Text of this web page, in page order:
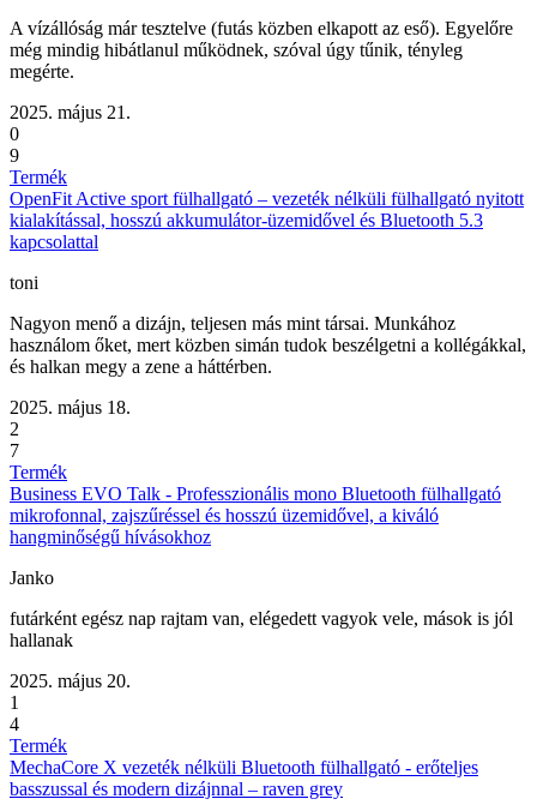
A vízállóság már tesztelve (futás közben elkapott az eső). Egyelőre
még mindig hibátlanul működnek, szóval úgy tűnik, tényleg
megérte.
2025. május 21.
0
9
Termék
OpenFit Active sport fülhallgató – vezeték nélküli fülhallgató nyitott
kialakítással, hosszú akkumulátor-üzemidővel és Bluetooth 5.3
kapcsolattal
toni
Nagyon menő a dizájn, teljesen más mint társai. Munkához
használom őket, mert közben simán tudok beszélgetni a kollégákkal,
és halkan megy a zene a háttérben.
2025. május 18.
2
7
Termék
Business EVO Talk - Professzionális mono Bluetooth fülhallgató
mikrofonnal, zajszűréssel és hosszú üzemidővel, a kiváló
hangminőségű hívásokhoz
Janko
futárként egész nap rajtam van, elégedett vagyok vele, mások is jól
hallanak
2025. május 20.
1
4
Termék
MechaCore X vezeték nélküli Bluetooth fülhallgató - erőteljes
basszussal és modern dizájnnal – raven grey